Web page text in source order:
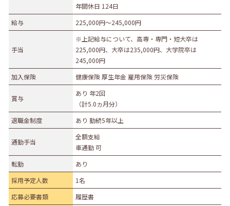
正社員（正職員） 契約 公務員
札幌市・近郊 函館市・近郊
旭川市・近郊
帯広市・近郊
年間休日 124日
給与
225,000円〜245,000円
手当
※上記給与について、高専・専門・短大卒は
225,000円、大卒は235,000円、大学院卒は
245,000円
加入保険
健康保険 厚生年金 雇用保険 労災保険
賞与
あり 年2回
（計5.0ヵ月分）
退職金制度
あり 勤続5年以上
通勤手当
全額支給
車通勤 可
転勤
あり
採用予定人数
1名
応募必要書類
履歴書